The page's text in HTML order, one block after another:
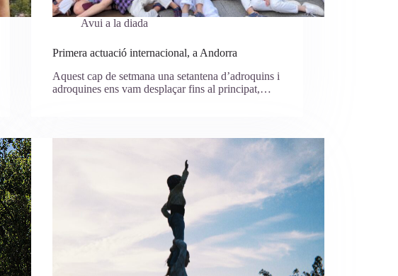
Avui a la diada
Primera actuació internacional, a Andorra
Aquest cap de setmana una setantena d’adroquins i
adroquines ens vam desplaçar fins al principat,…